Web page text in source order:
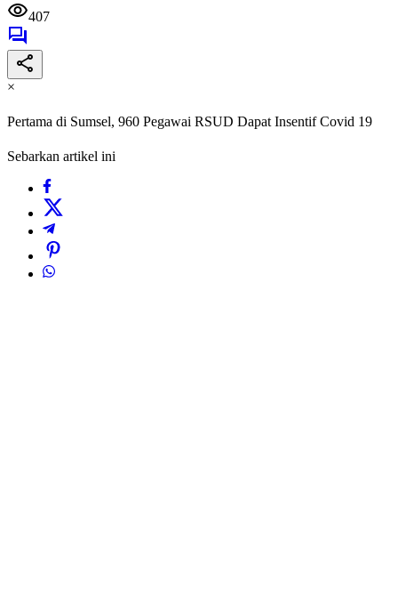
407
×
Pertama di Sumsel, 960 Pegawai RSUD Dapat Insentif Covid 19
Sebarkan artikel ini